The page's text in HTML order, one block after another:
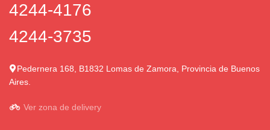
4244-4176
4244-3735
Pedernera 168, B1832 Lomas de Zamora, Provincia de Buenos
Aires.
Ver zona de delivery